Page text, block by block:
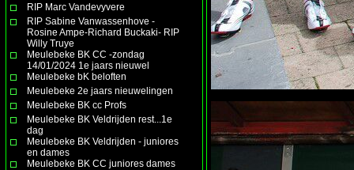
RIP Marc Vandevyvere
RIP Sabine Vanwassenhove -
Rosine Ampe-Richard Buckaki- RIP
Willy Truye
Meulebeke BK CC -zondag
14/01/2024 1e jaars nieuwel
Meulebeke bK beloften
Meulebeke 2e jaars nieuwelingen
Meulebeke BK cc Profs
Meulebeke BK Veldrijden rest...1e
dag
Meulebeke BK Veldrijden - juniores
en dames
Meulebeke BK CC juniores dames